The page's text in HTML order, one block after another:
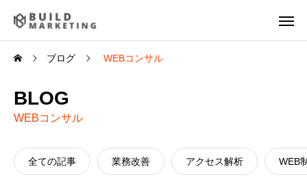
ブログ WEBコンサル
BLOG
WEBコンサル
全ての記事 業務改善 アクセス解析 WEB